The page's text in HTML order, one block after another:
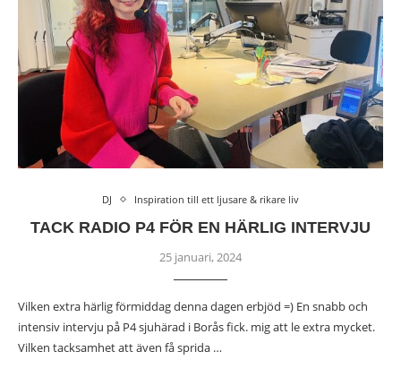
DJ Inspiration till ett ljusare & rikare liv
TACK RADIO P4 FÖR EN HÄRLIG INTERVJU
25 januari, 2024
Vilken extra härlig förmiddag denna dagen erbjöd =) En snabb och
intensiv intervju på P4 sjuhärad i Borås fick. mig att le extra mycket.
Vilken tacksamhet att även få sprida …